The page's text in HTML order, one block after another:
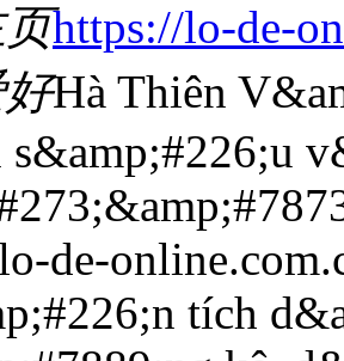
https://lo-de-
Hà Thiên
s&amp;#226;u
de-
tích